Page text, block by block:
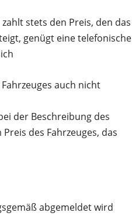
stets den Preis, den das
genügt eine telefonische
auch nicht
der Beschreibung des
des Fahrzeuges, das
abgemeldet wird